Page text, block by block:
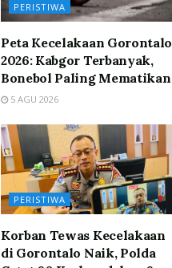
PERISTIWA
Peta Kecelakaan Gorontalo
2026: Kabgor Terbanyak,
Bonebol Paling Mematikan
5 AGU 2026
PERISTIWA
Korban Tewas Kecelakaan
di Gorontalo Naik, Polda